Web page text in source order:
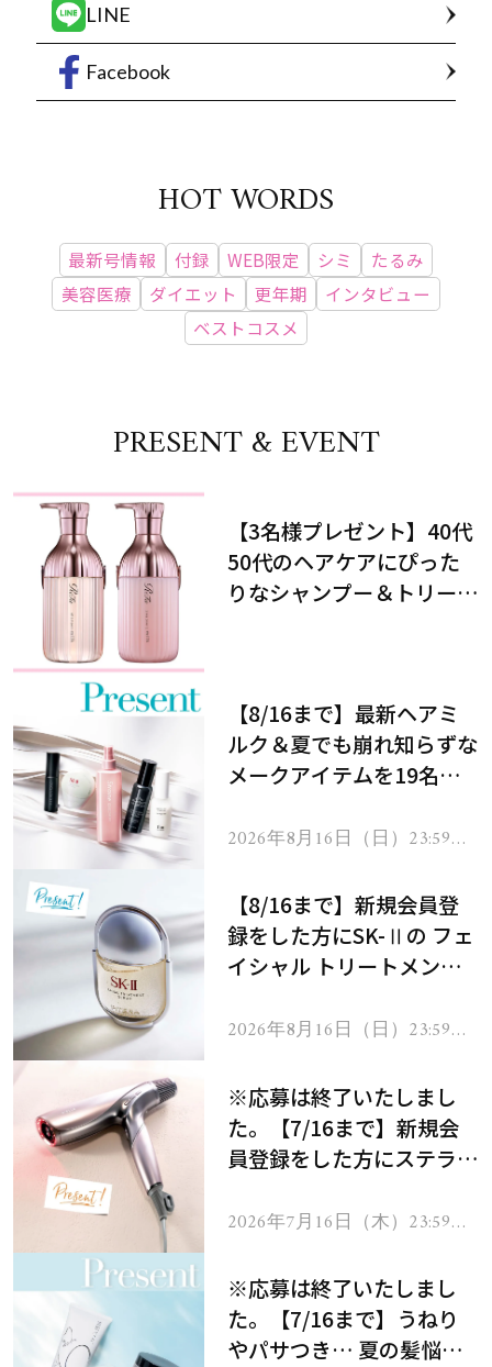
LINE
Facebook
HOT WORDS
最新号情報 付録 WEB限定 シミ
たるみ
美容医療
ダイエット 更年期
インタビュー
ベストコスメ
PRESENT & EVENT
【3名様プレゼント】40代
50代のヘアケアにぴった
りなシャンプー＆トリート
【8/16まで】最新ヘアミ
ルク＆夏でも崩れ知らずな
メークアイテムを19名様
2026年8月16日（日）23:59ま
【8/16まで】新規会員登
録をした方にSK-Ⅱの フェ
イシャル トリートメント
2026年8月16日（日）23:59ま
※応募は終了いたしまし
た。【7/16まで】新規会
員登録をした方にステラボ
ヘアドライヤー ジュエル
2026年7月16日（木）23:59ま
※応募は終了いたしまし
た。【7/16まで】うねり
やパサつき… 夏の髪悩み